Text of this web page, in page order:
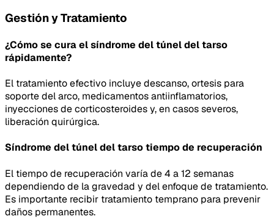
Gestión y Tratamiento
¿Cómo se cura el síndrome del túnel del tarso
rápidamente?
El tratamiento efectivo incluye descanso, ortesis para
soporte del arco, medicamentos antiinflamatorios,
inyecciones de corticosteroides y, en casos severos,
liberación quirúrgica.
Síndrome del túnel del tarso tiempo de recuperación
El tiempo de recuperación varía de 4 a 12 semanas
dependiendo de la gravedad y del enfoque de tratamiento.
Es importante recibir tratamiento temprano para prevenir
daños permanentes.